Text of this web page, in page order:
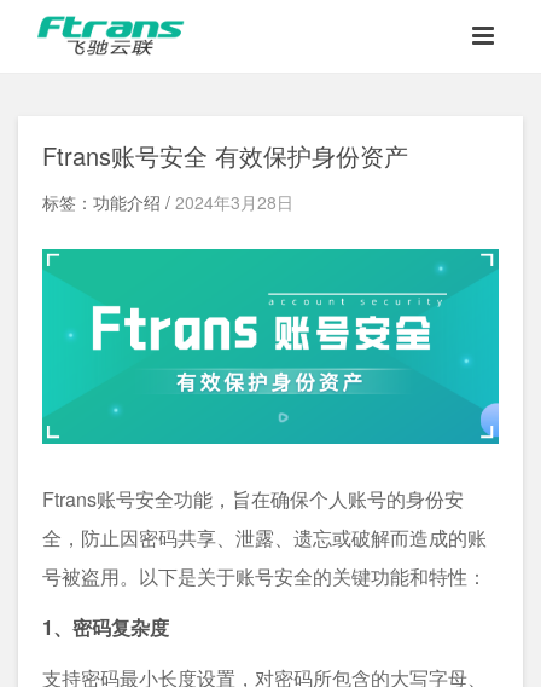
Ftrans账号安全 有效保护身份资产
标签：功能介绍 / 2024年3月28日
Ftrans账号安全功能，旨在确保个人账号的身份安
全，防止因密码共享、泄露、遗忘或破解而造成的账
号被盗用。以下是关于账号安全的关键功能和特性：
1、密码复杂度
支持密码最小长度设置，对密码所包含的大写字母、